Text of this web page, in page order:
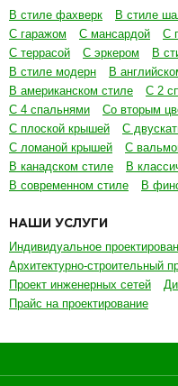
В стиле фахверк В стиле
С гаражом
С мансардой
С
С террасой
С эркером
В
В стиле модерн
В
В американском стиле
С 2
С 4 спальнями
Со вторым
С плоской крышей
С
С ломаной крышей
С
В канадском стиле
В
В современном стиле
В
НАШИ УСЛУГИ
Индивидуальное
Архитектурно-строительный
Проект инженерных сетей
Прайс на проектирование